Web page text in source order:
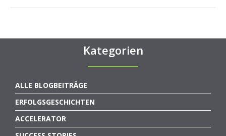
Kategorien
ALLE BLOGBEITRÄGE
ERFOLGSGESCHICHTEN
ACCELERATOR